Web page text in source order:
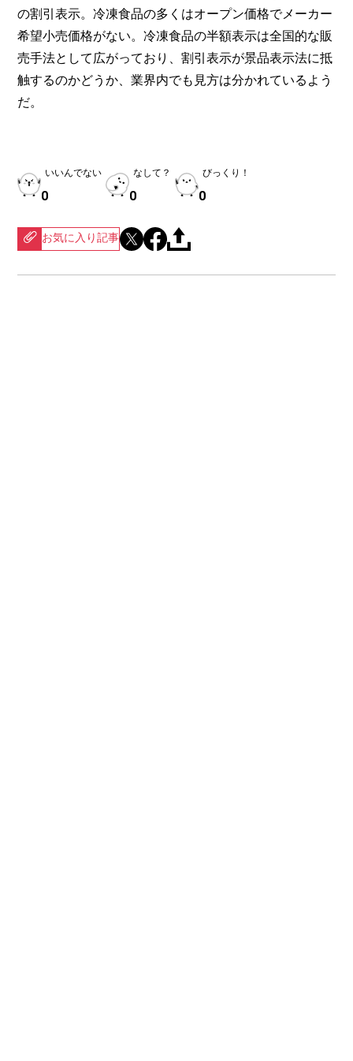
の割引表示。冷凍食品の多くはオープン価格でメーカー
希望小売価格がない。冷凍食品の半額表示は全国的な販
売手法として広がっており、割引表示が景品表示法に抵
触するのかどうか、業界内でも見方は分かれているよう
だ。
いいんでない
0
なして？
0
びっくり！
0
お気に入り記事